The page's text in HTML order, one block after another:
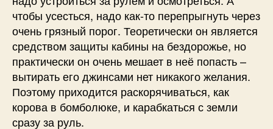
чтобы усесться, надо как-то перепрыгнуть через
очень грязный порог. Теоретически он является
средством защиты кабины на бездорожье, но
практически он очень мешает в неё попасть –
вытирать его джинсами нет никакого желания.
Поэтому приходится раскорячиваться, как
корова в бомболюке, и карабкаться с земли
сразу за руль.